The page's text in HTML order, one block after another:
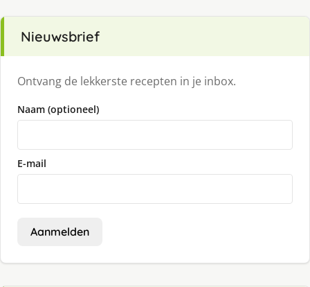
Nieuwsbrief
Ontvang de lekkerste recepten in je inbox.
Naam (optioneel)
E-mail
Aanmelden